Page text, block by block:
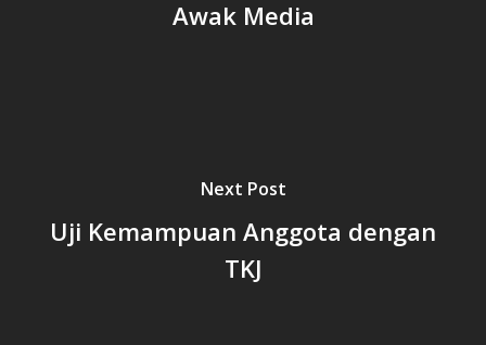
Awak Media
Next Post
Uji Kemampuan Anggota dengan
TKJ